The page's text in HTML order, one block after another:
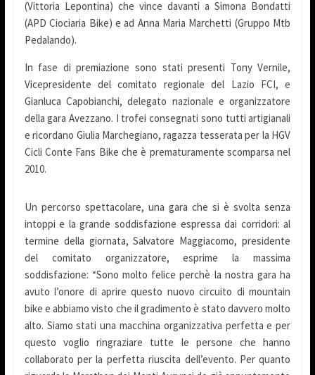
(Vittoria Lepontina) che vince davanti a Simona Bondatti
(APD Ciociaria Bike) e ad Anna Maria Marchetti (Gruppo Mtb
Pedalando).
In fase di premiazione sono stati presenti Tony Vernile,
Vicepresidente del comitato regionale del Lazio FCI, e
Gianluca Capobianchi, delegato nazionale e organizzatore
della gara Avezzano. I trofei consegnati sono tutti artigianali
e ricordano Giulia Marchegiano, ragazza tesserata per la HGV
Cicli Conte Fans Bike che è prematuramente scomparsa nel
2010.
Un percorso spettacolare, una gara che si è svolta senza
intoppi e la grande soddisfazione espressa dai corridori: al
termine della giornata, Salvatore Maggiacomo, presidente
del comitato organizzatore, esprime la massima
soddisfazione: “Sono molto felice perchè la nostra gara ha
avuto l’onore di aprire questo nuovo circuito di mountain
bike e abbiamo visto che il gradimento è stato davvero molto
alto. Siamo stati una macchina organizzativa perfetta e per
questo voglio ringraziare tutte le persone che hanno
collaborato per la perfetta riuscita dell’evento. Per quanto